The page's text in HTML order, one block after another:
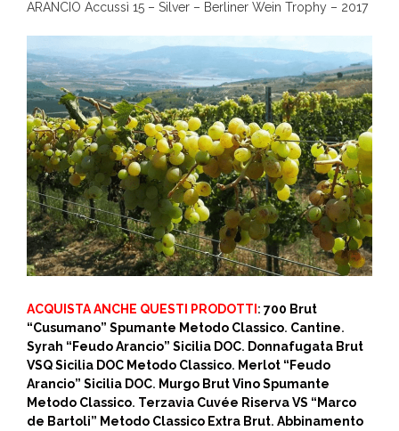
ARANCIO Accussì 15 – Silver – Berliner Wein Trophy – 2017
ACQUISTA ANCHE QUESTI PRODOTTI : 700 Brut
“Cusumano” Spumante Metodo Classico. Cantine.
Syrah “Feudo Arancio” Sicilia DOC. Donnafugata Brut
VSQ Sicilia DOC Metodo Classico. Merlot “Feudo
Arancio” Sicilia DOC. Murgo Brut Vino Spumante
Metodo Classico. Terzavia Cuvée Riserva VS “Marco
de Bartoli” Metodo Classico Extra Brut. Abbinamento